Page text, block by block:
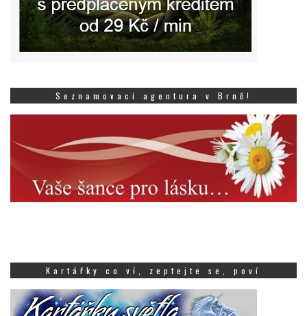
Seznamovací agentura v Brně!
Kartářky co ví, zeptejte se, poví